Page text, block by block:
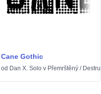
Cane Gothic
od Dan X. Solo v Přemrštěný /